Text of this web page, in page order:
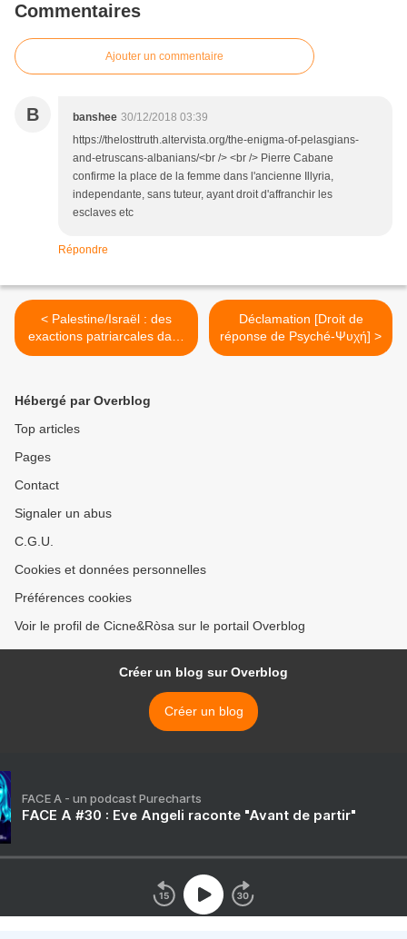
Commentaires
Ajouter un commentaire
B banshee 30/12/2018 03:39
https://thelosttruth.altervista.org/the-enigma-of-pelasgians-
and-etruscans-albanians/<br /> <br /> Pierre Cabane
confirme la place de la femme dans l'ancienne Illyria,
independante, sans tuteur, ayant droit d'affranchir les
esclaves etc
Répondre
< Palestine/Israël : des
exactions patriarcales dans
les deux camps, un point
Déclamation [Droit de
réponse de Psyché-Ψυχή] >
Hébergé par Overblog
Top articles
Pages
Contact
Signaler un abus
C.G.U.
Cookies et données personnelles
Préférences cookies
Voir le profil de Cicne&Ròsa sur le portail Overblog
Créer un blog sur Overblog
Créer un blog
FACE A - un podcast Purecharts
FACE A #30 : Eve Angeli raconte "Avant de partir"